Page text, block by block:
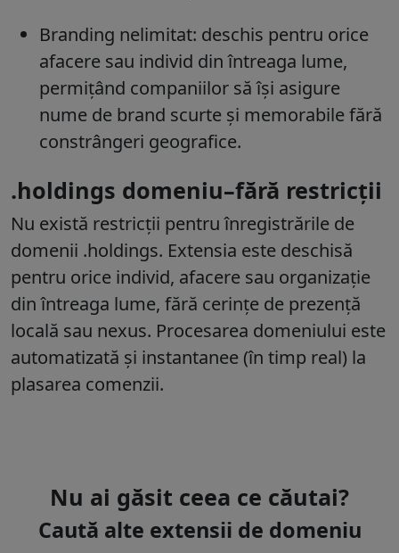
Branding nelimitat: deschis pentru orice
afacere sau individ din întreaga lume,
permițând companiilor să își asigure
nume de brand scurte și memorabile fără
constrângeri geografice.
.holdings domeniu–fără restricții
Nu există restricții pentru înregistrările de
domenii .holdings. Extensia este deschisă
pentru orice individ, afacere sau organizație
din întreaga lume, fără cerințe de prezență
locală sau nexus. Procesarea domeniului este
automatizată și instantanee (în timp real) la
plasarea comenzii.
Nu ai găsit ceea ce căutai?
Caută alte extensii de domeniu